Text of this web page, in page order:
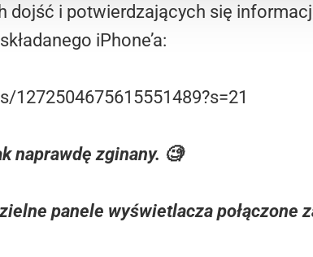
dojść i potwierdzających się
iPhone’a:
naprawdę zginany. 🧐
panele wyświetlacza połączone